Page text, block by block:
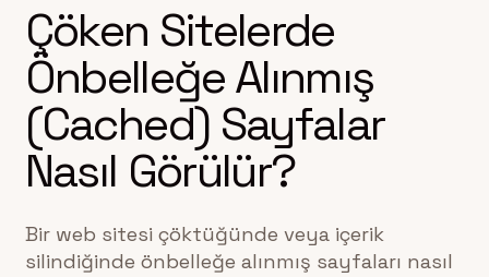
Çöken Sitelerde
Önbelleğe Alınmış
(Cached) Sayfalar
Nasıl Görülür?
Bir web sitesi çöktüğünde veya içerik
silindiğinde önbelleğe alınmış sayfaları nasıl